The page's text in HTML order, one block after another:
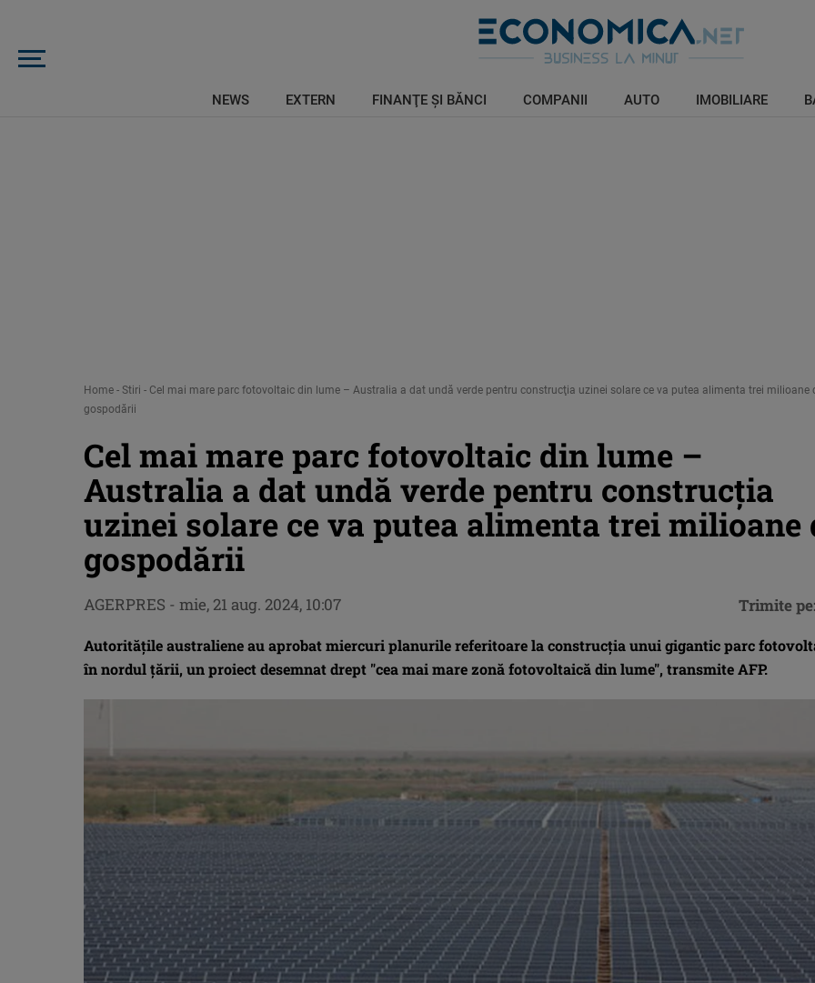
NEWS EXTERN FINANŢE ŞI BĂNCI COMPANII AUTO IMOBILIARE
Home - Stiri - Cel mai mare parc fotovoltaic din lume – Australia a dat undă verde pentru construcţia uzinei solare ce va putea alimenta trei milioane
gospodării
Cel mai mare parc fotovoltaic din lume –
Australia a dat undă verde pentru construcţia
uzinei solare ce va putea alimenta trei milioane
gospodării
Autorităţile australiene au aprobat miercuri planurile referitoare la construcţia unui gigantic parc
în nordul ţării, un proiect desemnat drept "cea mai mare zonă fotovoltaică din lume", transmite AFP.
AGERPRES - mie, 21 aug. 2024, 10:07 Trimite pe: